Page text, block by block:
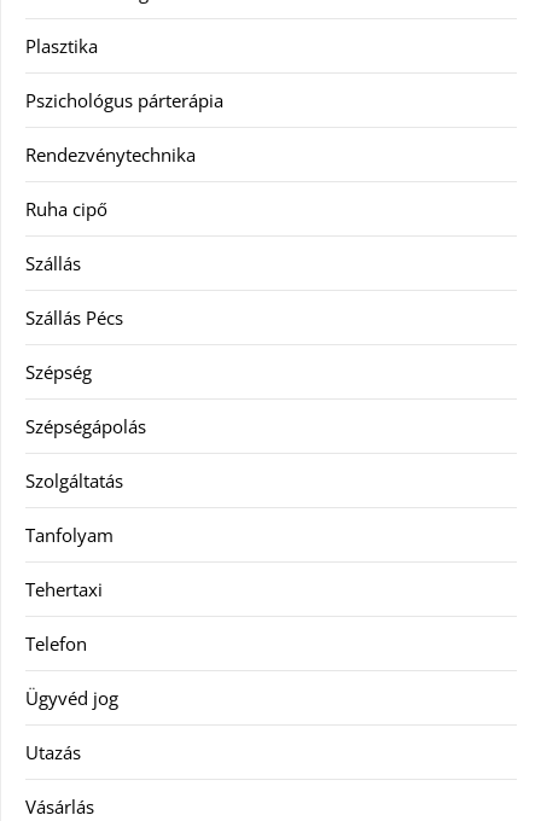
Plasztika
Pszichológus párterápia
Rendezvénytechnika
Ruha cipő
Szállás
Szállás Pécs
Szépség
Szépségápolás
Szolgáltatás
Tanfolyam
Tehertaxi
Telefon
Ügyvéd jog
Utazás
Vásárlás